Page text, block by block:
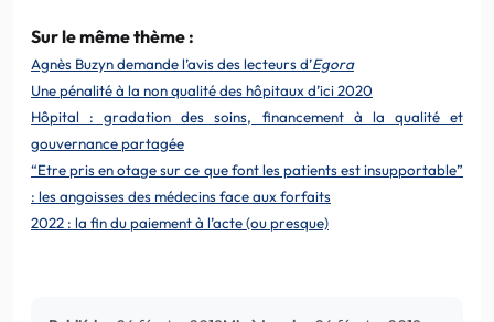
Sur le même thème :
Agnès Buzyn demande l’avis des lecteurs d’Egora
Une pénalité à la non qualité des hôpitaux d’ici 2020
Hôpital : gradation des soins, financement à la qualité et
gouvernance partagée
“Etre pris en otage sur ce que font les patients est insupportable”
: les angoisses des médecins face aux forfaits
2022 : la fin du paiement à l’acte (ou presque)